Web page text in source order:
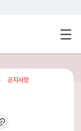
공지사항